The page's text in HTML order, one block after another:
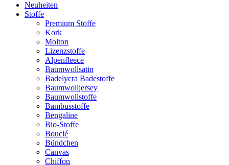
Neuheiten
Stoffe
Premium Stoffe
Kork
Molton
Lizenzstoffe
Alpenfleece
Baumwollsatin
Badelycra Badestoffe
Baumwolljersey
Baumwollstoffe
Bambusstoffe
Bengaline
Bio-Stoffe
Bouclé
Bündchen
Canvas
Chiffon